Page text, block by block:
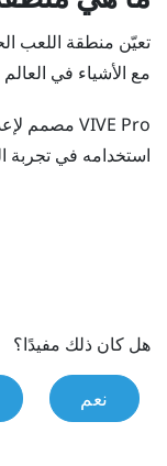
تعيّن منطقة اللعب
مع الأشياء في
VIVE Pro مصمم
استخدامه في تجربة
هل كان ذلك مفيدًا؟
نعم